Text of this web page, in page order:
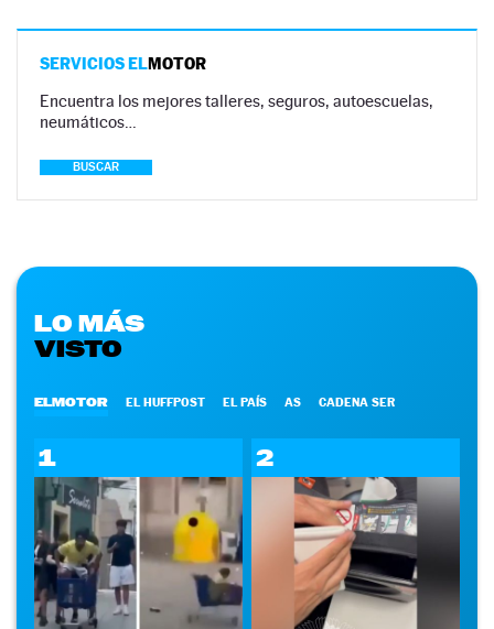
SERVICIOS ELMOTOR
Encuentra los mejores talleres, seguros, autoescuelas,
neumáticos…
BUSCAR
LO MÁS
VISTO
ELMOTOR EL HUFFPOST EL PAÍS AS CADENA SER
1 2